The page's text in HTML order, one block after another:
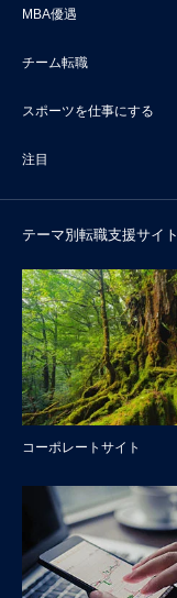
MBA優遇
チーム転職
スポーツを仕事にする
注目
テーマ別転職支援サイト
コーポレートサイト